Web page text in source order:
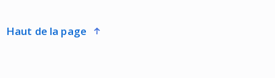
haut de la page